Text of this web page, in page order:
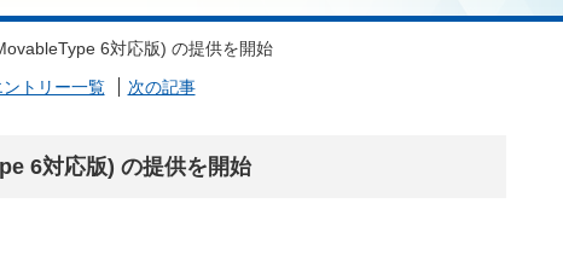
6対応版) の提供を開始
トリー一覧 次の記事
6対応版) の提供を開始